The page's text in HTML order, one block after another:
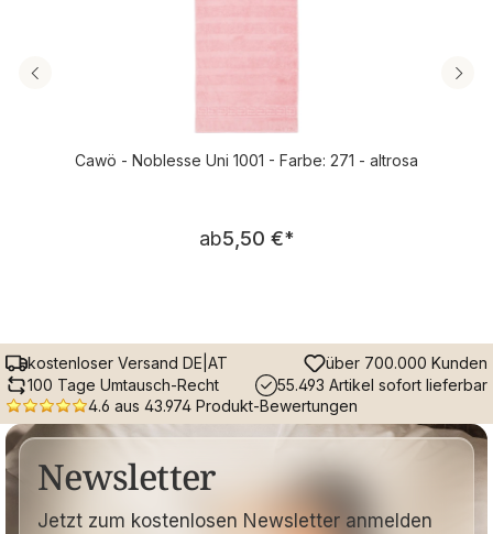
Cawö - Noblesse Uni 1001 - Farbe: 271 - altrosa
Regulärer Preis:
ab5,50 €*
kostenloser Versand DE|AT
über 700.000 Kunden
100 Tage Umtausch-Recht
55.493 Artikel sofort lieferbar
4.6 aus 43.974 Produkt-Bewertungen
Newsletter
Jetzt zum kostenlosen Newsletter anmelden